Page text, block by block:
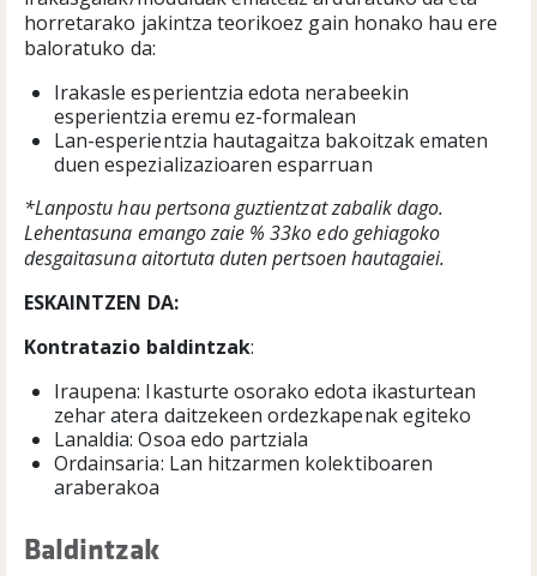
horretarako jakintza teorikoez gain honako hau ere
baloratuko da:
Irakasle esperientzia edota nerabeekin
esperientzia eremu ez-formalean
Lan-esperientzia hautagaitza bakoitzak ematen
duen espezializazioaren esparruan
*Lanpostu hau pertsona guztientzat zabalik dago.
Lehentasuna emango zaie % 33ko edo gehiagoko
desgaitasuna aitortuta duten pertsoen hautagaiei.
ESKAINTZEN DA:
Kontratazio baldintzak:
Iraupena: Ikasturte osorako edota ikasturtean
zehar atera daitzekeen ordezkapenak egiteko
Lanaldia: Osoa edo partziala
Ordainsaria: Lan hitzarmen kolektiboaren
araberakoa
Baldintzak